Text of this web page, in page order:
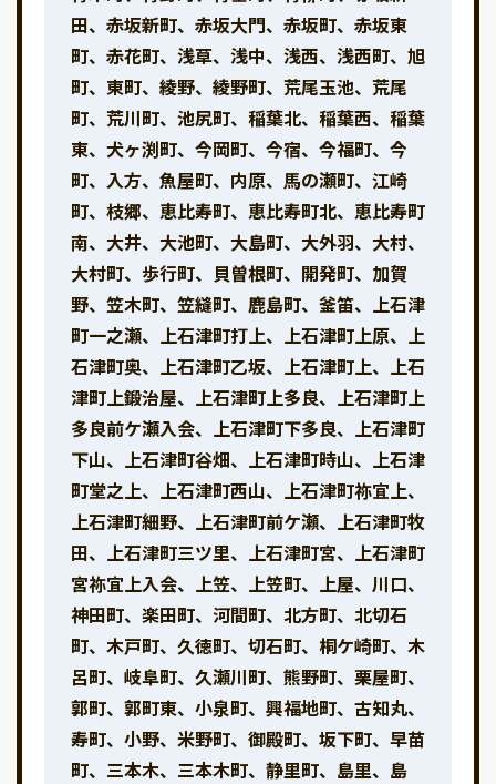
田、赤坂新町、赤坂大門、赤坂町、赤坂東
町、赤花町、浅草、浅中、浅西、浅西町、旭
町、東町、綾野、綾野町、荒尾玉池、荒尾
町、荒川町、池尻町、稲葉北、稲葉西、稲葉
東、犬ヶ渕町、今岡町、今宿、今福町、今
町、入方、魚屋町、内原、馬の瀬町、江崎
町、枝郷、恵比寿町、恵比寿町北、恵比寿町
南、大井、大池町、大島町、大外羽、大村、
大村町、歩行町、貝曽根町、開発町、加賀
野、笠木町、笠縫町、鹿島町、釜笛、上石津
町一之瀬、上石津町打上、上石津町上原、上
石津町奥、上石津町乙坂、上石津町上、上石
津町上鍛治屋、上石津町上多良、上石津町上
多良前ケ瀬入会、上石津町下多良、上石津町
下山、上石津町谷畑、上石津町時山、上石津
町堂之上、上石津町西山、上石津町祢宜上、
上石津町細野、上石津町前ケ瀬、上石津町牧
田、上石津町三ツ里、上石津町宮、上石津町
宮祢宜上入会、上笠、上笠町、上屋、川口、
神田町、楽田町、河間町、北方町、北切石
町、木戸町、久徳町、切石町、桐ケ崎町、木
呂町、岐阜町、久瀬川町、熊野町、栗屋町、
郭町、郭町東、小泉町、興福地町、古知丸、
寿町、小野、米野町、御殿町、坂下町、早苗
町、三本木、三本木町、静里町、島里、島